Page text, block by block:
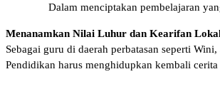
Dalam menciptakan pembelajaran
Menanamkan Nilai Luhur dan Kearifan
Sebagai guru di daerah perbatasan seperti
Pendidikan harus menghidupkan kembali